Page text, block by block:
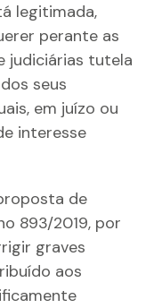
legitimada,
perante as
judiciárias tutela
seus
em juízo ou
interesse
de
893/2019, por
graves
aos